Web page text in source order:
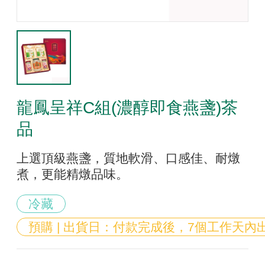
龍鳳呈祥C組(濃醇即食燕盞)茶
品
上選頂級燕盞，質地軟滑、口感佳、耐燉
煮，更能精燉品味。
冷藏
預購 | 出貨日：付款完成後，7個工作天內